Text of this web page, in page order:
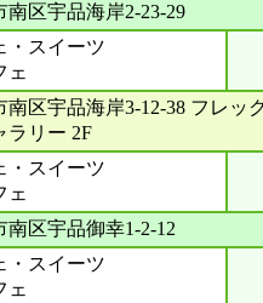
南区宇品海岸2-23-29
・スイーツ
南区宇品海岸3-12-38 フレッ
ラリー 2F
・スイーツ
南区宇品御幸1-2-12
・スイーツ